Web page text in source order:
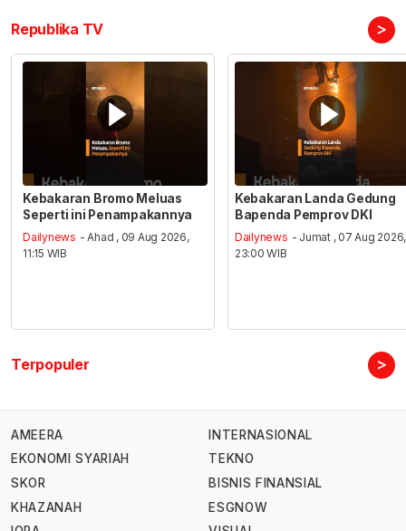
Republika TV >
Kebakaran Bromo Meluas
Seperti ini Penampakannya
Dailynews - Ahad , 09 Aug 2026,
11:15 WIB
Kebakaran Landa Gedung
Bapenda Pemprov DKI
Dailynews - Jumat , 07 Aug 2026,
23:00 WIB
Terpopuler >
AMEERA
EKONOMI SYARIAH
SKOR
KHAZANAH
INTERNASIONAL
TEKNO
BISNIS FINANSIAL
ESGNOW